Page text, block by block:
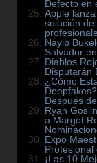
Defecto en
Apple
solución
Nayib
Salvador
Diablos
Disputarán
¿Cómo
Después
Ryan
a Margot
Expo
Profesional
¡Las 10